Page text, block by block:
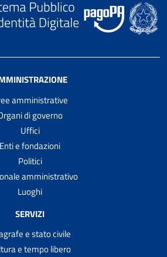
amministrative
di governo
Uffici
Enti e fondazioni
Politici
amministrativo
Luoghi
SERVIZI
e stato civile
e tempo libero